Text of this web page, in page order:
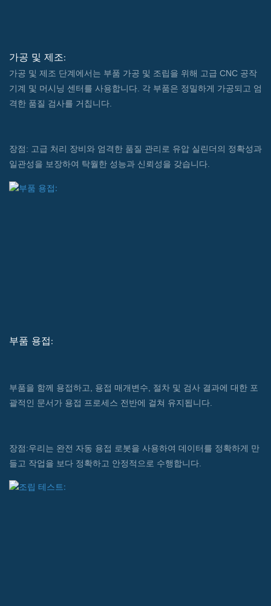
가공 및 제조:
가공 및 제조 단계에서는 부품 가공 및 조립을 위해 고급 CNC 공작
기계 및 머시닝 센터를 사용합니다. 각 부품은 정밀하게 가공되고 엄
격한 품질 검사를 거칩니다.
장점: 고급 처리 장비와 엄격한 품질 관리로 유압 실린더의 정확성과
일관성을 보장하여 탁월한 성능과 신뢰성을 갖습니다.
부품 용접:
부품을 함께 용접하고, 용접 매개변수, 절차 및 검사 결과에 대한 포
괄적인 문서가 용접 프로세스 전반에 걸쳐 유지됩니다.
장점:우리는 완전 자동 용접 로봇을 사용하여 데이터를 정확하게 만
들고 작업을 보다 정확하고 안정적으로 수행합니다.